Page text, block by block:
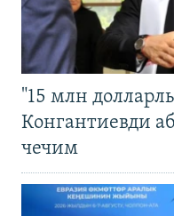
"15 млн
Конгантиевди
чечим